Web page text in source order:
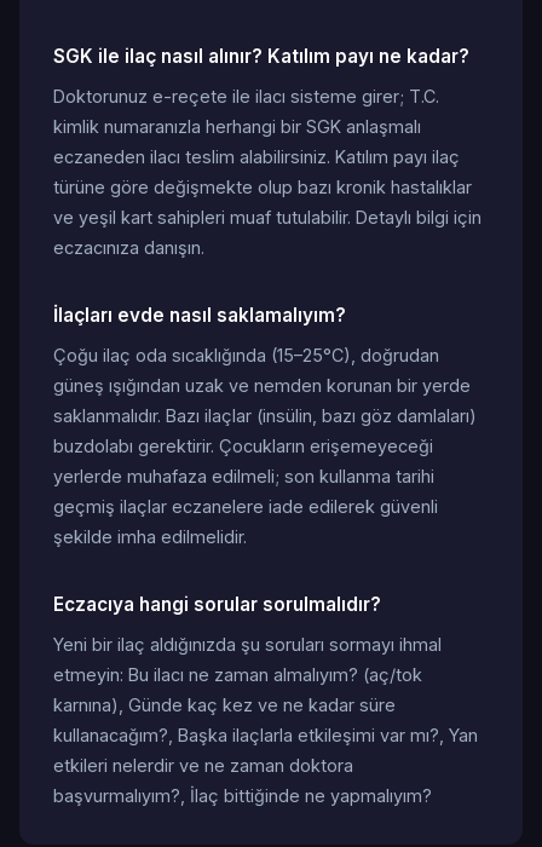
SGK ile ilaç nasıl alınır? Katılım payı ne kadar?
Doktorunuz e-reçete ile ilacı sisteme girer; T.C.
kimlik numaranızla herhangi bir SGK anlaşmalı
eczaneden ilacı teslim alabilirsiniz. Katılım payı ilaç
türüne göre değişmekte olup bazı kronik hastalıklar
ve yeşil kart sahipleri muaf tutulabilir. Detaylı bilgi için
eczacınıza danışın.
İlaçları evde nasıl saklamalıyım?
Çoğu ilaç oda sıcaklığında (15–25°C), doğrudan
güneş ışığından uzak ve nemden korunan bir yerde
saklanmalıdır. Bazı ilaçlar (insülin, bazı göz damlaları)
buzdolabı gerektirir. Çocukların erişemeyeceği
yerlerde muhafaza edilmeli; son kullanma tarihi
geçmiş ilaçlar eczanelere iade edilerek güvenli
şekilde imha edilmelidir.
Eczacıya hangi sorular sorulmalıdır?
Yeni bir ilaç aldığınızda şu soruları sormayı ihmal
etmeyin: Bu ilacı ne zaman almalıyım? (aç/tok
karnına), Günde kaç kez ve ne kadar süre
kullanacağım?, Başka ilaçlarla etkileşimi var mı?, Yan
etkileri nelerdir ve ne zaman doktora
başvurmalıyım?, İlaç bittiğinde ne yapmalıyım?